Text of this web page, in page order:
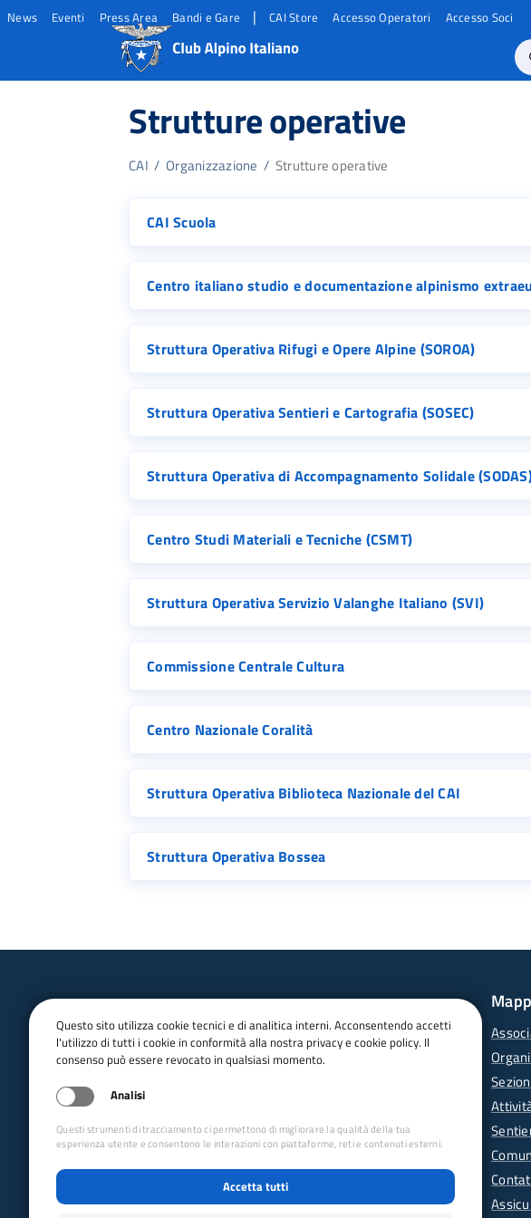
News Eventi Press Area Bandi e Gare | CAI Store Accesso Operatori Accesso Soci
Strutture operative
CAI / Organizzazione / Strutture operative
CAI Scuola
Centro italiano studio e documentazione alpinismo
Struttura Operativa Rifugi e Opere Alpine (SOROA)
Struttura Operativa Sentieri e Cartografia (SOSEC)
Struttura Operativa di Accompagnamento Solidale
Centro Studi Materiali e Tecniche (CSMT)
Struttura Operativa Servizio Valanghe Italiano (SVI)
Commissione Centrale Cultura
Centro Nazionale Coralità
Struttura Operativa Biblioteca Nazionale del CAI
Struttura Operativa Bossea
P.IVA 03654880156
Via Petrella 19 - 20124 Milano
seguici su
Questo sito utilizza cookie tecnici e di analitica interni. Acconsentendo accetti
l'utilizzo di tutti i cookie in conformità alla nostra privacy e cookie policy. Il
consenso può essere revocato in qualsiasi momento.
Analisi
Questi strumenti di tracciamento ci permettono di migliorare la qualità della tua
esperienza utente e consentono le interazioni con piattaforme, reti e contenuti esterni.
Accetta tutti